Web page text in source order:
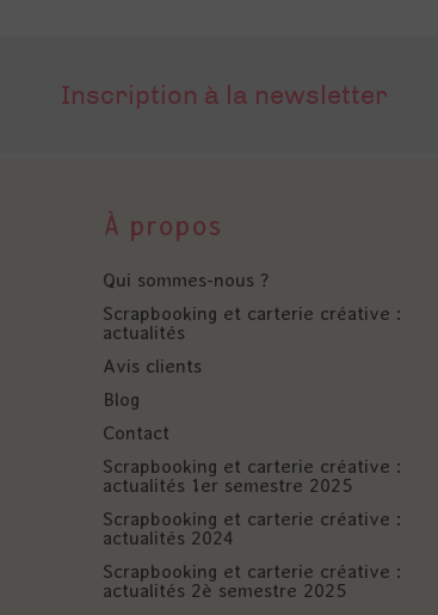
Inscription à la newsletter
À propos
Qui sommes-nous ?
Scrapbooking et carterie créative :
actualités
Avis clients
Blog
Contact
Scrapbooking et carterie créative :
actualités 1er semestre 2025
Scrapbooking et carterie créative :
actualités 2024
Scrapbooking et carterie créative :
actualités 2è semestre 2025